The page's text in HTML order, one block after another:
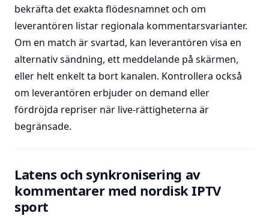
bekräfta det exakta flödesnamnet och om
leverantören listar regionala kommentarsvarianter.
Om en match är svartad, kan leverantören visa en
alternativ sändning, ett meddelande på skärmen,
eller helt enkelt ta bort kanalen. Kontrollera också
om leverantören erbjuder on demand eller
fördröjda repriser när live-rättigheterna är
begränsade.
Latens och synkronisering av
kommentarer med nordisk IPTV
sport